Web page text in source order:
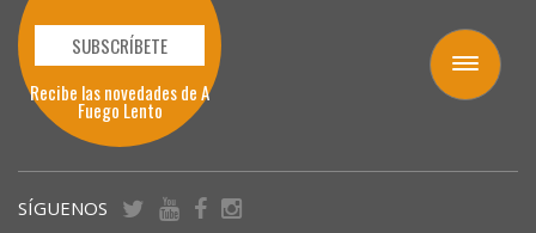
Toggle
navigation
SUBSCRÍBETE
Recibe las novedades de A
Fuego Lento
SÍGUENOS